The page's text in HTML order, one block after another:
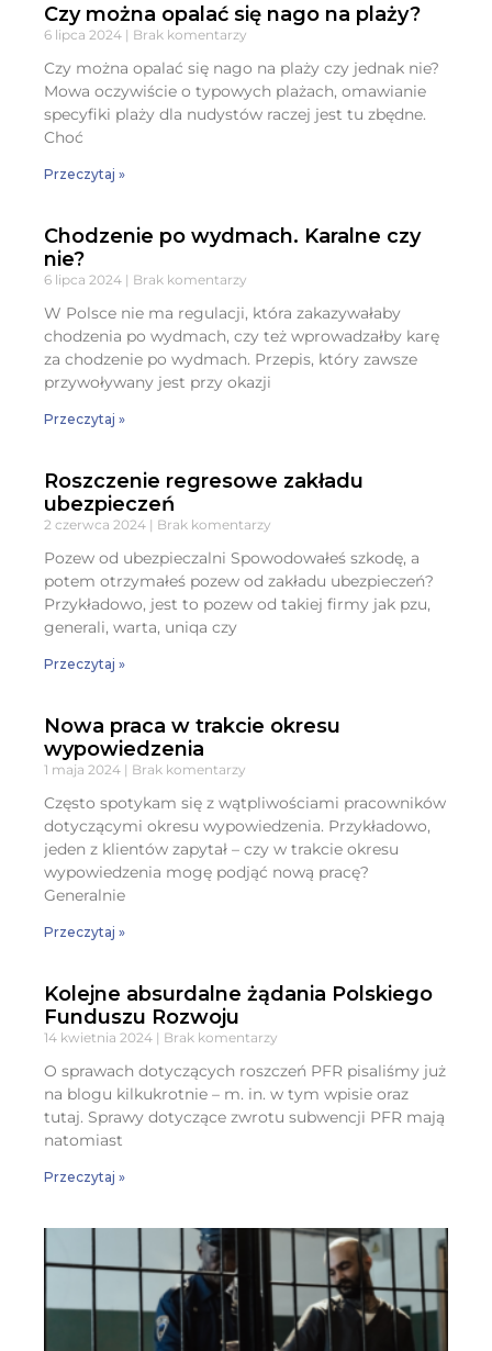
Czy można opalać się nago na plaży?
6 lipca 2024 Brak komentarzy
Czy można opalać się nago na plaży czy jednak nie?
Mowa oczywiście o typowych plażach, omawianie
specyfiki plaży dla nudystów raczej jest tu zbędne.
Choć
Przeczytaj »
Chodzenie po wydmach. Karalne czy
nie?
6 lipca 2024 Brak komentarzy
W Polsce nie ma regulacji, która zakazywałaby
chodzenia po wydmach, czy też wprowadzałby karę
za chodzenie po wydmach. Przepis, który zawsze
przywoływany jest przy okazji
Przeczytaj »
Roszczenie regresowe zakładu
ubezpieczeń
2 czerwca 2024 Brak komentarzy
Pozew od ubezpieczalni Spowodowałeś szkodę, a
potem otrzymałeś pozew od zakładu ubezpieczeń?
Przykładowo, jest to pozew od takiej firmy jak pzu,
generali, warta, uniqa czy
Przeczytaj »
Nowa praca w trakcie okresu
wypowiedzenia
1 maja 2024 Brak komentarzy
Często spotykam się z wątpliwościami pracowników
dotyczącymi okresu wypowiedzenia. Przykładowo,
jeden z klientów zapytał – czy w trakcie okresu
wypowiedzenia mogę podjąć nową pracę?
Generalnie
Przeczytaj »
Kolejne absurdalne żądania Polskiego
Funduszu Rozwoju
14 kwietnia 2024 Brak komentarzy
O sprawach dotyczących roszczeń PFR pisaliśmy już
na blogu kilkukrotnie – m. in. w tym wpisie oraz
tutaj. Sprawy dotyczące zwrotu subwencji PFR mają
natomiast
Przeczytaj »